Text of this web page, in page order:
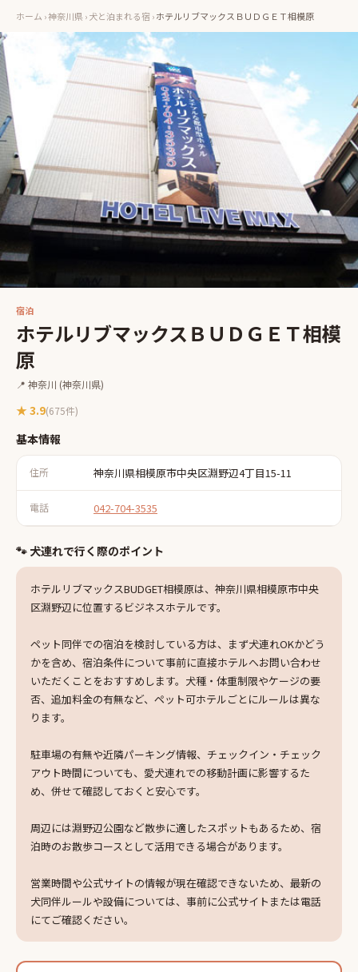
ホーム ›神奈川県›犬と泊まれる宿 ›ホテルリブマックスＢＵＤＧＥＴ相模原
宿泊
ホテルリブマックスＢＵＤＧＥＴ相模
原
📍 神奈川 (神奈川県)
★ 3.9(675件)
基本情報
住所 神奈川県相模原市中央区淵野辺4丁目15-11
電話 042-704-3535
🐾 犬連れで行く際のポイント
ホテルリブマックスBUDGET相模原は、神奈川県相模原市中央
区淵野辺に位置するビジネスホテルです。
ペット同伴での宿泊を検討している方は、まず犬連れOKかどう
かを含め、宿泊条件について事前に直接ホテルへお問い合わせ
いただくことをおすすめします。犬種・体重制限やケージの要
否、追加料金の有無など、ペット可ホテルごとにルールは異な
ります。
駐車場の有無や近隣パーキング情報、チェックイン・チェック
アウト時間についても、愛犬連れでの移動計画に影響するた
め、併せて確認しておくと安心です。
周辺には淵野辺公園など散歩に適したスポットもあるため、宿
泊時のお散歩コースとして活用できる場合があります。
営業時間や公式サイトの情報が現在確認できないため、最新の
犬同伴ルールや設備については、事前に公式サイトまたは電話
にてご確認ください。